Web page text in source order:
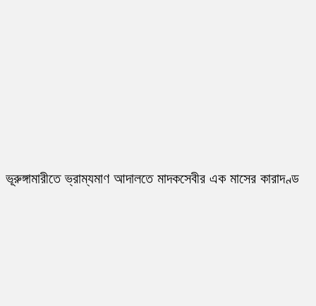
ভূরুঙ্গামারীতে ভ্রাম্যমাণ আদালতে মাদকসেবীর এক মাসের কারাদণ্ড